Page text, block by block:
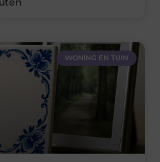
WONING EN TUIN